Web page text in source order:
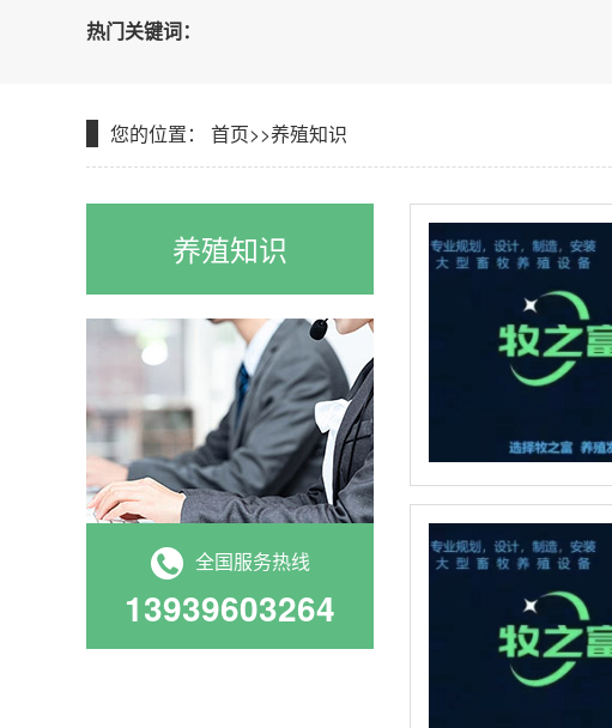
热门关键词：
您的位置： 首页>>养殖知识
养殖知识
全国服务热线
13939603264